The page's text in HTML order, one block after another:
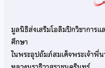
มูลนิธิส่งเสริมโอลิมปิกวิชาการ
ศึกษา
ในพระอุปถัมภ์สมเด็จพระเจ้าพี่